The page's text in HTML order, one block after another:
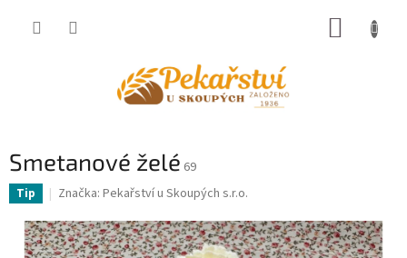
Smetanové želé 69
Tip Značka: Pekařství u Skoupých s.r.o.